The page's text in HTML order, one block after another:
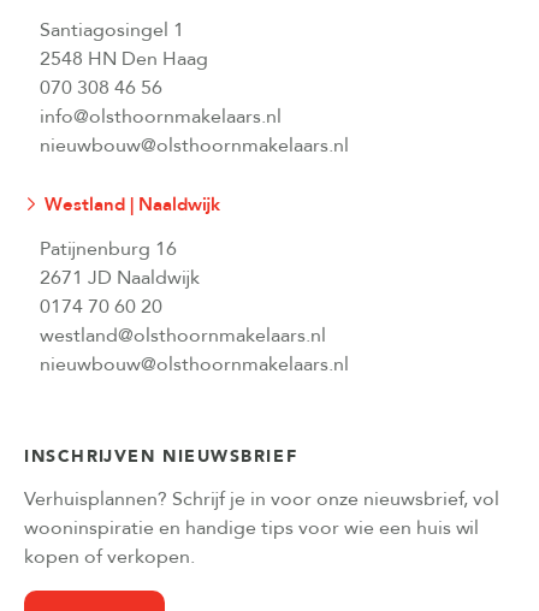
Santiagosingel 1
2548 HN Den Haag
070 308 46 56
info@olsthoornmakelaars.nl
nieuwbouw@olsthoornmakelaars.nl
Westland | Naaldwijk
Patijnenburg 16
2671 JD Naaldwijk
0174 70 60 20
westland@olsthoornmakelaars.nl
nieuwbouw@olsthoornmakelaars.nl
INSCHRIJVEN NIEUWSBRIEF
Verhuisplannen? Schrijf je in voor onze nieuwsbrief, vol
wooninspiratie en handige tips voor wie een huis wil
kopen of verkopen.